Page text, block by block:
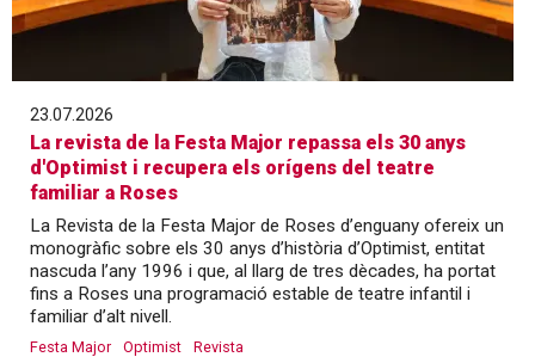
23.07.2026
La revista de la Festa Major repassa els 30 anys
d'Optimist i recupera els orígens del teatre
familiar a Roses
La Revista de la Festa Major de Roses d’enguany ofereix un
monogràfic sobre els 30 anys d’història d’Optimist, entitat
nascuda l’any 1996 i que, al llarg de tres dècades, ha portat
fins a Roses una programació estable de teatre infantil i
familiar d’alt nivell.
Festa Major Optimist Revista